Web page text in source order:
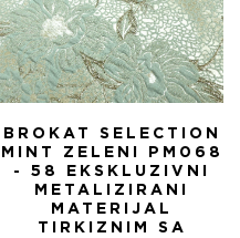
BROKAT SELECTION
MINT ZELENI PM068
- 58 EKSKLUZIVNI
METALIZIRANI
MATERIJAL
TIRKIZNIM SA